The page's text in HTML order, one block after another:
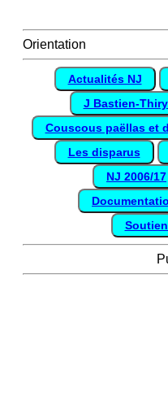
Orientation
Actualités NJ
J Bastien-
Couscous paëllas et
Les disparus
NJ 2006/17